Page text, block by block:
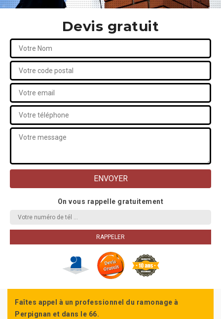
Devis gratuit
On vous rappelle gratuitement
Faîtes appel à un professionnel du ramonage à
Perpignan et dans le 66.